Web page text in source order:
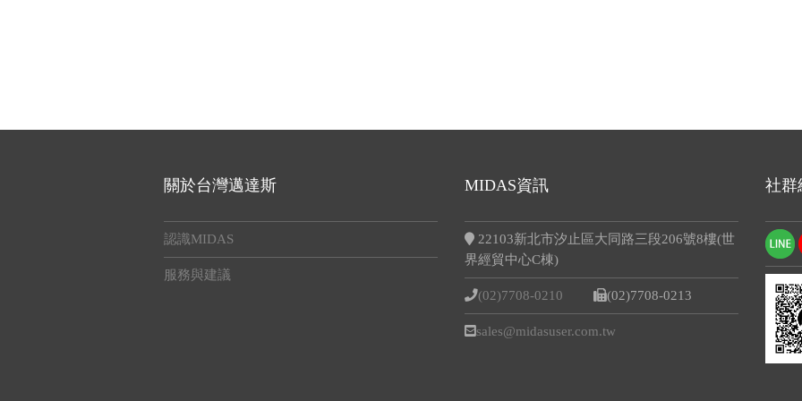
關於台灣邁達斯
認識MIDAS
服務與建議
MIDAS資訊
22103新北市汐止區大同路三段206號8樓(世
界經貿中心C棟)
(02)7708-0210 (02)7708-0213
sales@midasuser.com.tw
社群